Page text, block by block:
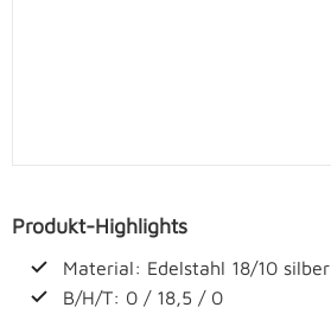
Produkt-Highlights
Material: Edelstahl 18/10 silber
B/H/T: 0 / 18,5 / 0